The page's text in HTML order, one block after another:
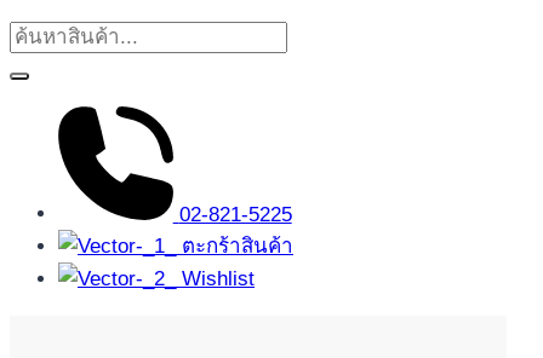
02-821-5225
ตะกร้าสินค้า
Wishlist